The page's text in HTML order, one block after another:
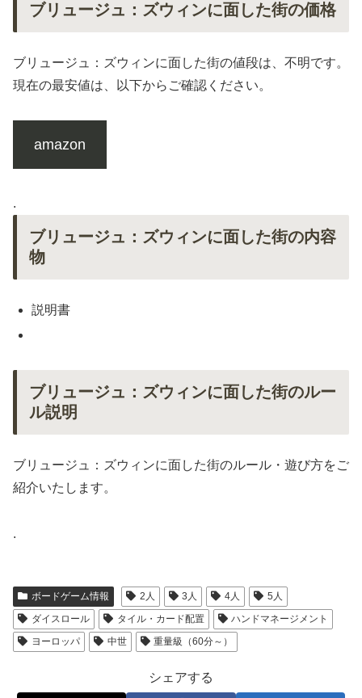
ブリュージュ：ズウィンに面した街の価格
ブリュージュ：ズウィンに面した街の値段は、不明です。
現在の最安値は、以下からご確認ください。
amazon
.
ブリュージュ：ズウィンに面した街の内容
物
説明書
ブリュージュ：ズウィンに面した街のルー
ル説明
ブリュージュ：ズウィンに面した街のルール・遊び方をご
紹介いたします。
.
ボードゲーム情報 2人 3人 4人
5人
ダイスロール
タイル・カード配置
ハンドマネージメント
ヨーロッパ
中世 重量級（60分～）
シェアする